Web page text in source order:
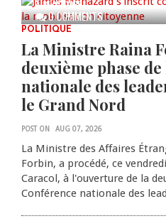
0 COMMENTS
AUG 07, 2026
POLITIQUE
La Ministre Raina
deuxième phase
nationale des
le Grand Nord
POST ON AUG 07, 2026
La Ministre des Affaires
Forbin, a procédé, ce
Caracol, à l'ouverture de la
Conférence nationale des